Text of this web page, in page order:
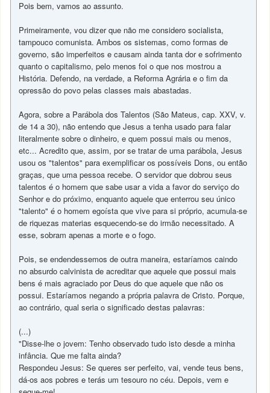
Pois bem, vamos ao assunto.
Primeiramente, vou dizer que não me considero socialista,
tampouco comunista. Ambos os sistemas, como formas de
governo, são imperfeitos e causam ainda tanta dor e sofrimento
quanto o capitalismo, pelo menos foi o que nos mostrou a
História. Defendo, na verdade, a Reforma Agrária e o fim da
opressão do povo pelas classes mais abastadas.
Agora, sobre a Parábola dos Talentos (São Mateus, cap. XXV, v.
de 14 a 30), não entendo que Jesus a tenha usado para falar
literalmente sobre o dinheiro, e quem possui mais ou menos,
etc... Acredito que, assim, por se tratar de uma parábola, Jesus
usou os "talentos" para exemplificar os possíveis Dons, ou então
graças, que uma pessoa recebe. O servidor que dobrou seus
talentos é o homem que sabe usar a vida a favor do serviço do
Senhor e do próximo, enquanto aquele que enterrou seu único
"talento" é o homem egoísta que vive para si próprio, acumula-se
de riquezas materias esquecendo-se do irmão necessitado. A
esse, sobram apenas a morte e o fogo.
Pois, se endendessemos de outra maneira, estaríamos caindo
no absurdo calvinista de acreditar que aquele que possui mais
bens é mais agraciado por Deus do que aquele que não os
possui. Estaríamos negando a própria palavra de Cristo. Porque,
ao contrário, qual seria o significado destas palavras:
(...)
"Disse-lhe o jovem: Tenho observado tudo isto desde a minha
infância. Que me falta ainda?
Respondeu Jesus: Se queres ser perfeito, vai, vende teus bens,
dá-os aos pobres e terás um tesouro no céu. Depois, vem e